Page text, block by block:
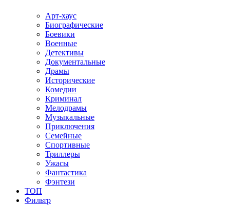
Арт-хаус
Биографические
Боевики
Военные
Детективы
Документальные
Драмы
Исторические
Комедии
Криминал
Мелодрамы
Музыкальные
Приключения
Семейные
Спортивные
Триллеры
Ужасы
Фантастика
Фэнтези
ТОП
Фильтр